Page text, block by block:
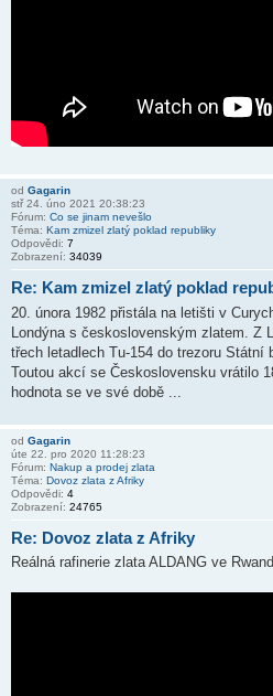
od Gagarin
stř 24. úno 2021 20:38:23
Fórum: Co se jinam nevešlo
Téma: Kam zmizel zlatý poklad republiky
Odpovědi: 7
Zobrazení: 34039
Re: Kam zmizel zlatý poklad
20. února 1982 přistála na letišti v
Londýna s československým zlatem. Z
třech letadlech Tu-154 do trezoru Státní
Toutou akcí se Československu vrátilo
hodnota se ve své době ...
od Gagarin
úte 22. pro 2020 11:28:23
Fórum: Nakup a prodej zlata
Téma: Dovoz zlata z Afriky
Odpovědi: 4
Zobrazení: 24765
Re: Dovoz zlata z Afriky
Reálná rafinerie zlata ALDANG ve